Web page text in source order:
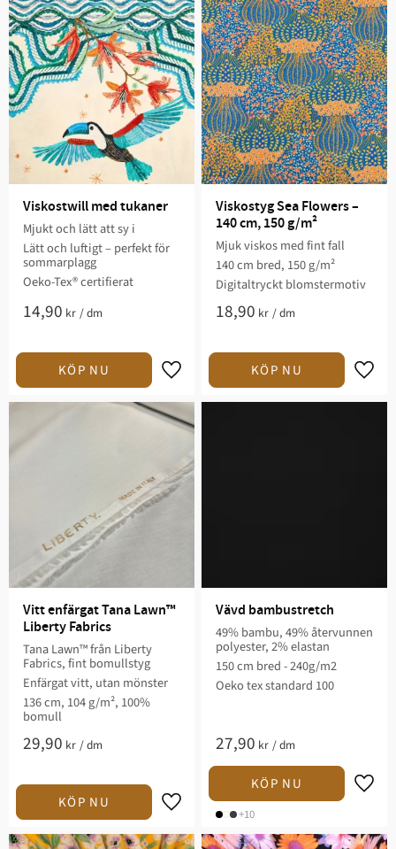
Viskostwill med tukaner
Mjukt och lätt att sy i
Lätt och luftigt – perfekt för
sommarplagg
Oeko-Tex® certifierat
14,90 kr /dm
Lägg till i favoriter
Viskostyg Sea Flowers –
140 cm, 150 g/m²
Mjuk viskos med fint fall
140 cm bred, 150 g/m²
Digitaltryckt blomstermotiv
18,90 kr /dm
Vitt enfärgat Tana Lawn™
Liberty Fabrics
Tana Lawn™ från Liberty
Fabrics, fint bomullstyg
Enfärgat vitt, utan mönster
136 cm, 104 g/m², 100%
bomull
29,90 kr /dm
Lägg till i favoriter
Vävd bambustretch
49% bambu, 49% återvunnen
polyester, 2% elastan
150 cm bred - 240g/m2
Oeko tex standard 100
27,90 kr /dm
+10